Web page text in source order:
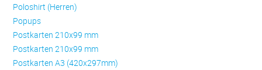
Poloshirt (Herren)
Popups
Postkarten 210x99 mm
Postkarten 210x99 mm
Postkarten A3 (420x297mm)